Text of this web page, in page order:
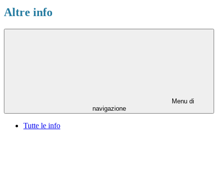
Altre info
Menu di
navigazione
Tutte le info